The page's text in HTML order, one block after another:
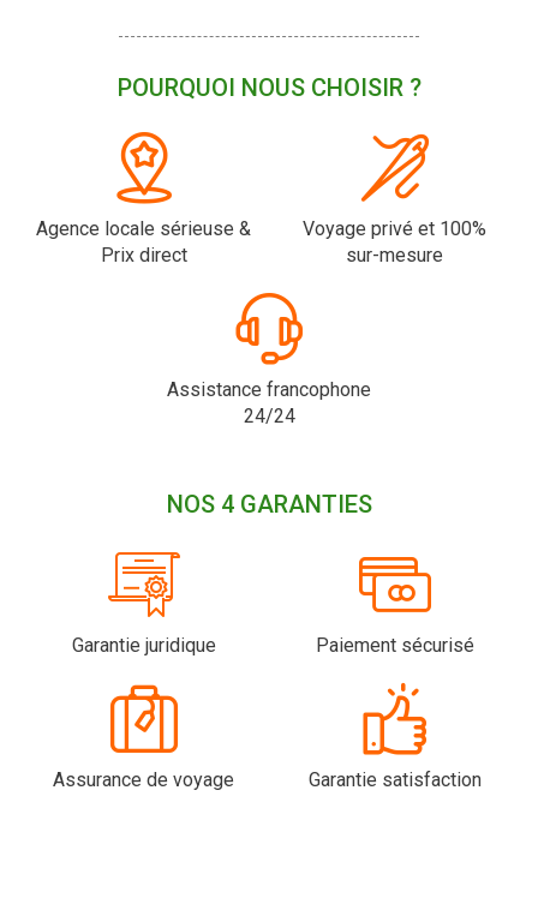
POURQUOI NOUS CHOISIR ?
Agence locale sérieuse &
Prix direct
Voyage privé et 100%
sur-mesure
Assistance francophone
24/24
NOS 4 GARANTIES
Garantie juridique Paiement sécurisé
Assurance de voyage Garantie satisfaction